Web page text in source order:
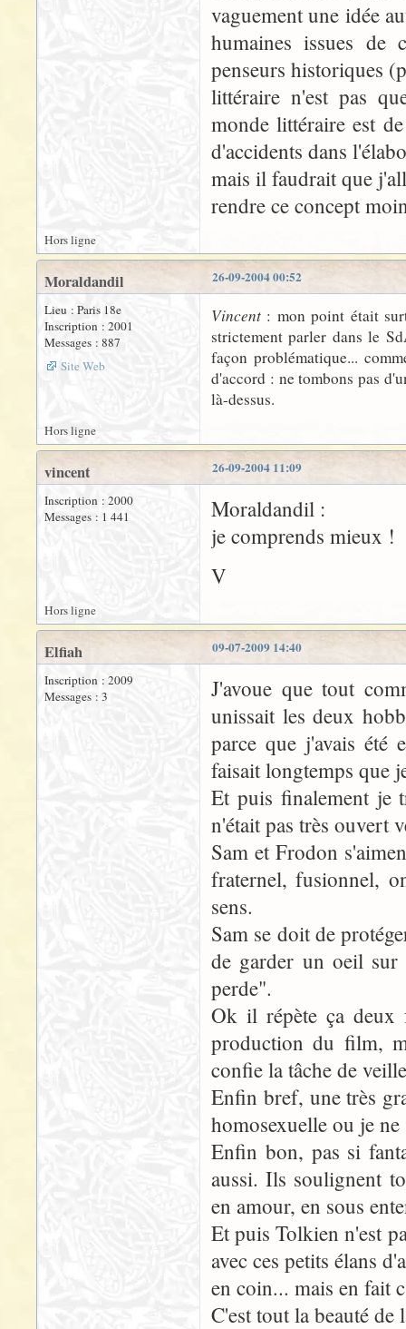
vaguement une idée
humaines issues de
penseurs historiques
littéraire n'est pas
monde littéraire est
d'accidents dans
mais il faudrait que
rendre ce concept
Hors ligne
26-09-2004 00:52
Moraldandil
Lieu : Paris 18e
Inscription : 2001
Messages : 887
Site Web
Vincent : mon point était
strictement parler dans le
façon problématique...
d'accord : ne tombons pas
là-dessus.
Hors ligne
26-09-2004 11:09
vincent
Inscription : 2000
Messages : 1 441
Moraldandil :
je comprends mieux !
V
Hors ligne
09-07-2009 14:40
Elfiah
Inscription : 2009
Messages : 3
J'avoue que tout
unissait les deux
parce que j'avais été
faisait longtemps que
Et puis finalement je
n'était pas très ouvert
Sam et Frodon
fraternel, fusionnel,
sens.
Sam se doit de
de garder un oeil
perde".
Ok il répète ça deux
production du film,
confie la tâche de
Enfin bref, une très
homosexuelle ou je
Enfin bon, pas si
aussi. Ils soulignent
en amour, en sous
Et puis Tolkien n'est
avec ces petits élans
en coin... mais en fait
C'est tout la beauté